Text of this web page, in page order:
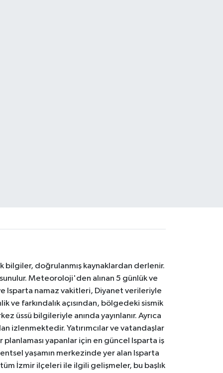
bilgiler, doğrulanmış kaynaklardan derlenir.
Meteoroloji'den alınan 5 günlük ve
Isparta namaz vakitleri, Diyanet verileriyle
ve farkındalık açısından, bölgedeki sismik
üssü bilgileriyle anında yayınlanır. Ayrıca
izlenmektedir. Yatırımcılar ve vatandaşlar
planlaması yapanlar için en güncel Isparta iş
yaşamın merkezinde yer alan Isparta
tüm İzmir ilçeleri ile ilgili gelişmeler, bu başlık